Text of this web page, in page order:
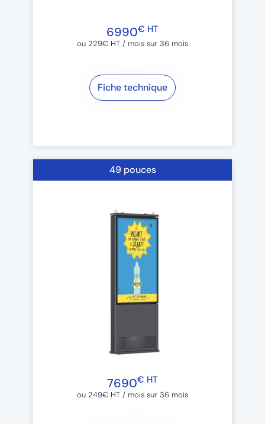
6990€ HT
ou 229€ HT / mois sur 36 mois​
Fiche technique
49 pouces
7690€ HT
ou 249€ HT / mois sur 36 mois​